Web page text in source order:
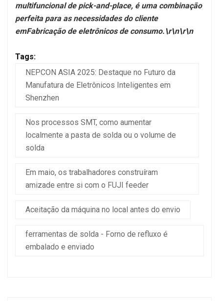
multifuncional de pick-and-place, é uma combinação
perfeita para as necessidades do cliente
emFabricação de eletrônicos de consumo.\r\n\r\n
Tags:
NEPCON ASIA 2025: Destaque no Futuro da
Manufatura de Eletrônicos Inteligentes em
Shenzhen
Nos processos SMT, como aumentar
localmente a pasta de solda ou o volume de
solda
Em maio, os trabalhadores construíram
amizade entre si com o FUJI feeder
Aceitação da máquina no local antes do envio
ferramentas de solda - Forno de refluxo é
embalado e enviado